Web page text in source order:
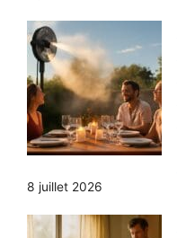
8 juillet 2026